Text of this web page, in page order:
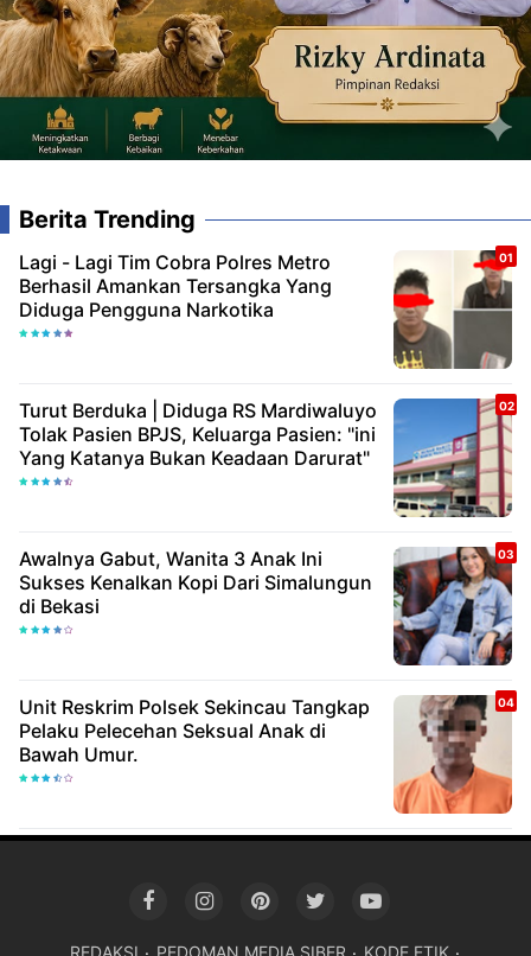
Berita Trending
Lagi - Lagi Tim Cobra Polres Metro
Berhasil Amankan Tersangka Yang
Diduga Pengguna Narkotika
Turut Berduka | Diduga RS Mardiwaluyo
Tolak Pasien BPJS, Keluarga Pasien: "ini
Yang Katanya Bukan Keadaan Darurat"
Awalnya Gabut, Wanita 3 Anak Ini
Sukses Kenalkan Kopi Dari Simalungun
di Bekasi
Unit Reskrim Polsek Sekincau Tangkap
Pelaku Pelecehan Seksual Anak di
Bawah Umur.
REDAKSI PEDOMAN MEDIA SIBER KODE ETIK